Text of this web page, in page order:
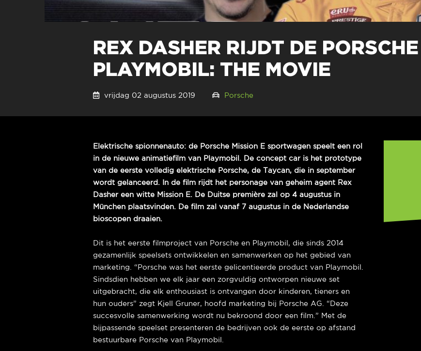
REX DASHER RIJDT DE
PLAYMOBIL: THE MOVIE
vrijdag 02 augustus 2019 Porsche
Elektrische spionnenauto: de Porsche Mission E sportwagen speelt een rol
in de nieuwe animatiefilm van Playmobil. De concept car is het prototype
van de eerste volledig elektrische Porsche, de Taycan, die in september
wordt gelanceerd. In de film rijdt het personage van geheim agent Rex
Dasher een witte Mission E. De Duitse première zal op 4 augustus in
München plaatsvinden. De film zal vanaf 7 augustus in de Nederlandse
bioscopen draaien.
Dit is het eerste filmproject van Porsche en Playmobil, die sinds 2014
gezamenlijk speelsets ontwikkelen en samenwerken op het gebied van
marketing. “Porsche was het eerste gelicentieerde product van Playmobil.
Sindsdien hebben we elk jaar een zorgvuldig ontworpen nieuwe set
uitgebracht, die elk enthousiast is ontvangen door kinderen, tieners en
hun ouders” zegt Kjell Gruner, hoofd marketing bij Porsche AG. “Deze
succesvolle samenwerking wordt nu bekroond door een film.” Met de
bijpassende speelset presenteren de bedrijven ook de eerste op afstand
bestuurbare Porsche van Playmobil.